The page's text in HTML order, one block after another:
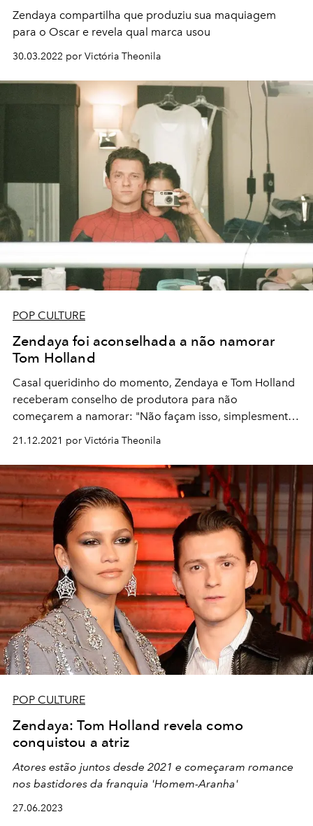
Zendaya compartilha que produziu sua maquiagem
para o Oscar e revela qual marca usou
30.03.2022 por Victória Theonila
POP CULTURE
Zendaya foi aconselhada a não namorar
Tom Holland
Casal queridinho do momento, Zendaya e Tom Holland
receberam conselho de produtora para não
começarem a namorar: "Não façam isso, simplesmente
21.12.2021 por Victória Theonila
POP CULTURE
Zendaya: Tom Holland revela como
conquistou a atriz
Atores estão juntos desde 2021 e começaram romance
nos bastidores da franquia 'Homem-Aranha'
27.06.2023